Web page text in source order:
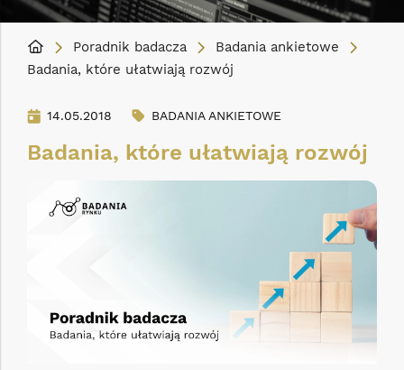
Poradnik badacza
Badania ankietowe
Badania, które ułatwiają rozwój
14.05.2018 BADANIA ANKIETOWE
Badania, które ułatwiają rozwój